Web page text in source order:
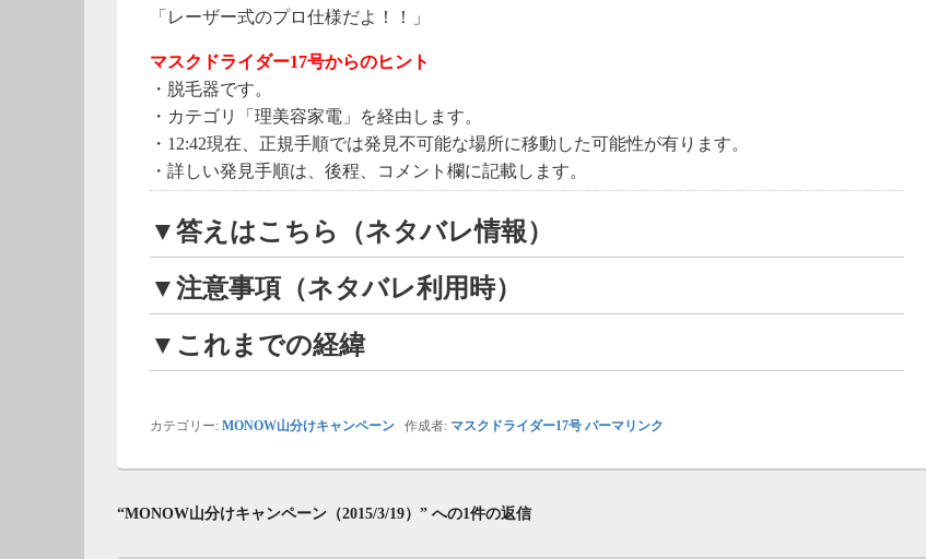
「レーザー式のプロ仕様だよ！！」
マスクドライダー17号からのヒント
・脱毛器です。
・カテゴリ「理美容家電」を経由します。
・12:42現在、正規手順では発見不可能な場所に移動した可能性が有ります。
・詳しい発見手順は、後程、コメント欄に記載します。
▼答えはこちら（ネタバレ情報）
▼注意事項（ネタバレ利用時）
▼これまでの経緯
カテゴリー: MONOW山分けキャンペーン 作成者: マスクドライダー17号 パーマリンク
“MONOW山分けキャンペーン（2015/3/19）” への1件の返信